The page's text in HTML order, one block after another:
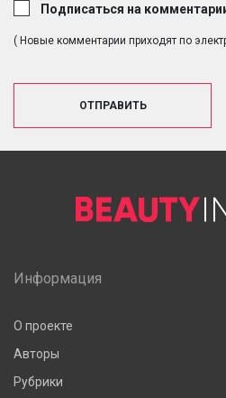
Подписаться на
( Новые комментарии приходят по
ОТПРАВИТЬ
Информация
О проекте
Авторы
Рубрики